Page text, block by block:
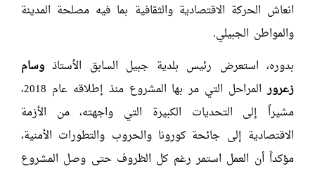
انعاش الحركة الاقتصادية والثقافية بما فيه مصلحة المدينة
والمواطن الجبيلي.
بدوره، استعرض رئيس بلدية جبيل السابق الأستاذ وسام
زعرور
المراحل التي مر بها المشروع منذ إطلاقه عام 2018،
مشيراً إلى التحديات الكبيرة التي واجهته، من الأزمة
الاقتصادية إلى جائحة كورونا والحروب والتطورات الأمنية،
مؤكداً أن العمل استمر رغم كل الظروف حتى وصل المشروع